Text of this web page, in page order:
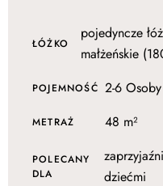
ŁÓŻKO
pojedyncze
małżeńskie
POJEMNOŚĆ 2-6 Osoby
METRAŻ 48 m²
POLECANY
DLA
dziećmi